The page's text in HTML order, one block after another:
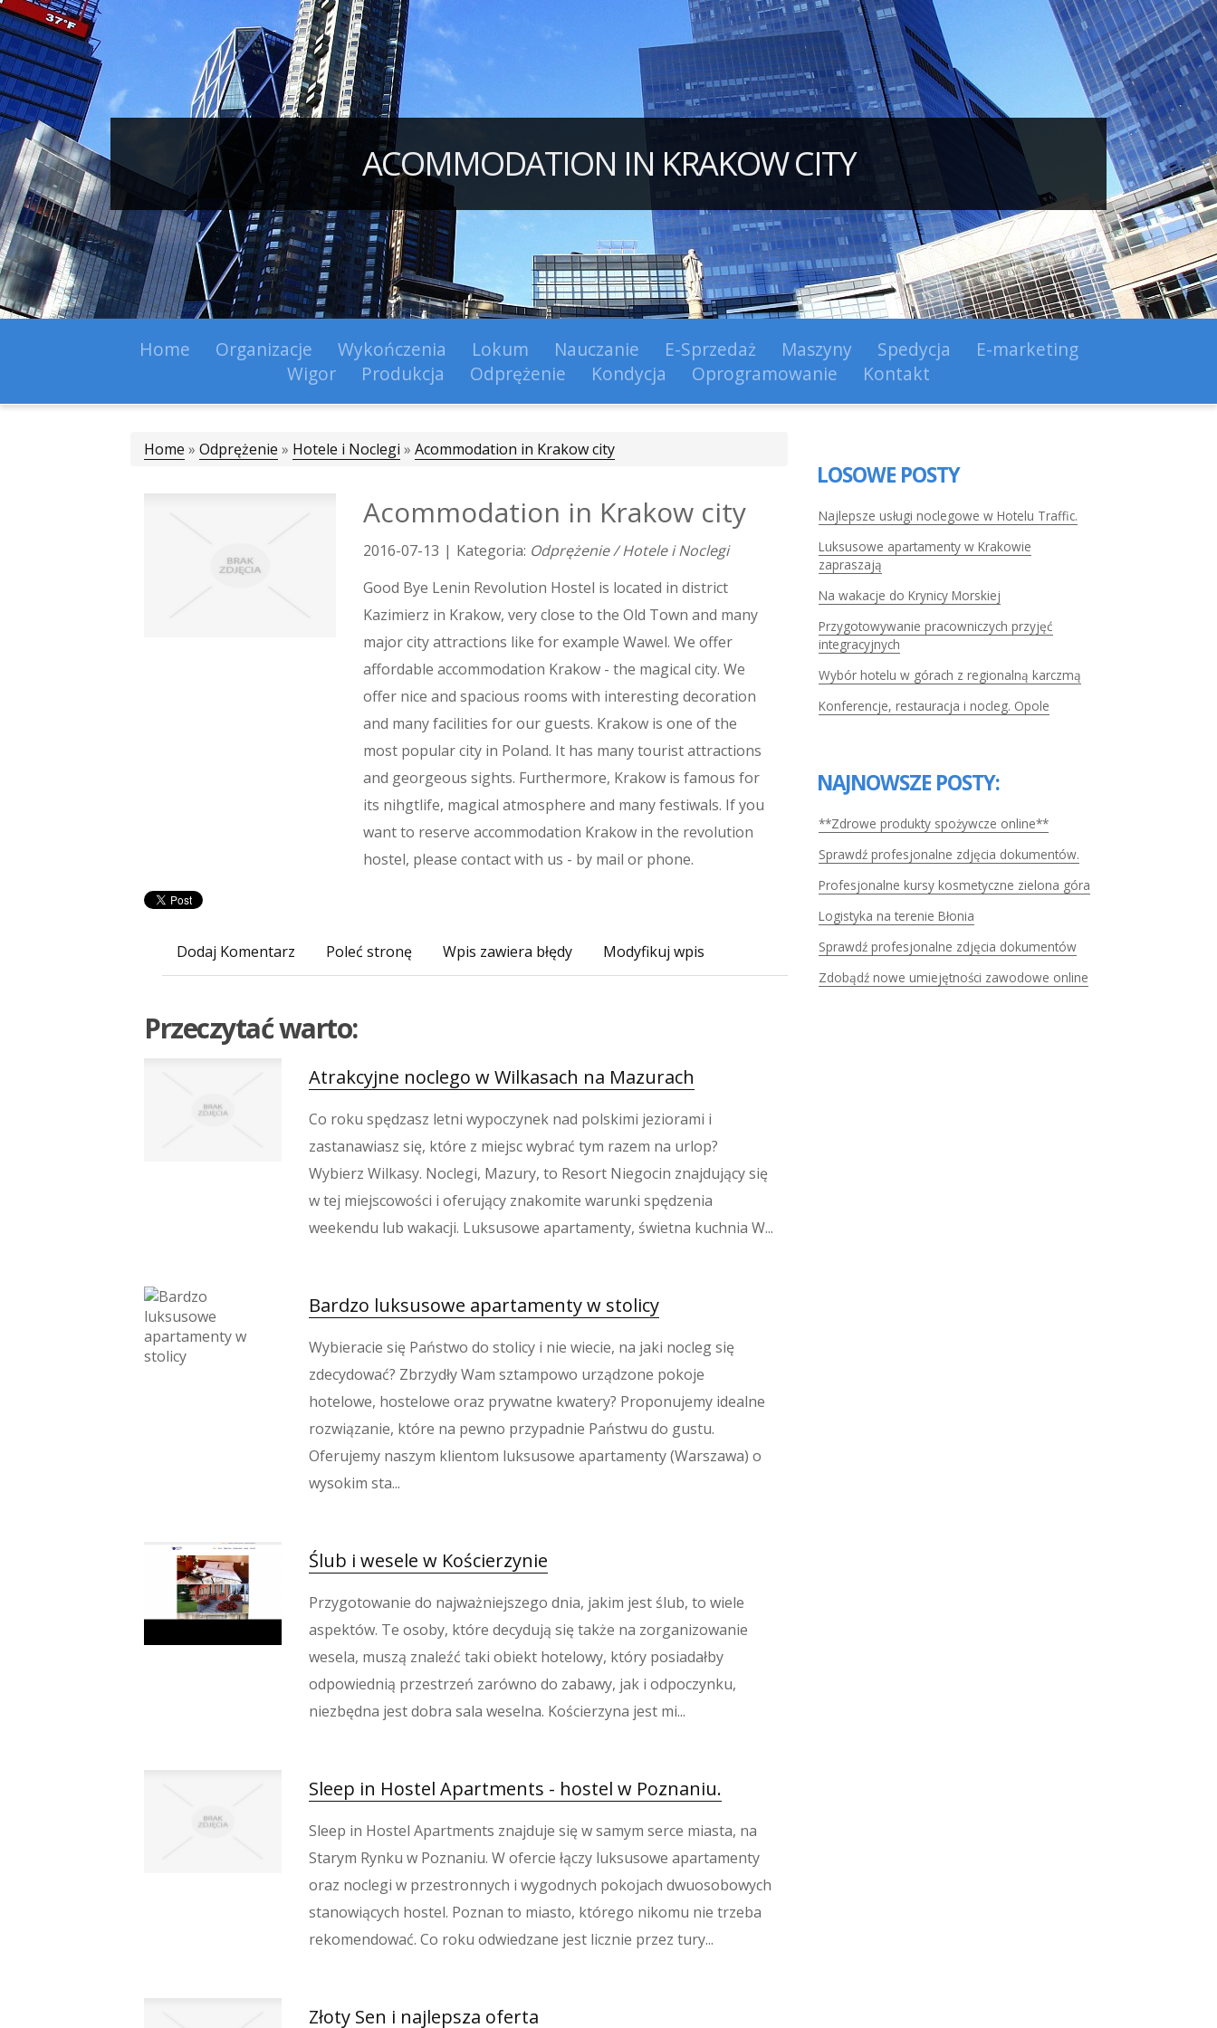
ACOMMODATION IN KRAKOW CITY
Home Organizacje Wykończenia Lokum Nauczanie E-Sprzedaż Maszyny Spedycja
E-marketing
Wigor
Produkcja Odprężenie Kondycja Oprogramowanie Kontakt
Home » Odprężenie » Hotele i Noclegi » Acommodation in Krakow city
Acommodation in Krakow city
2016-07-13 | Kategoria: Odprężenie / Hotele i Noclegi
Good Bye Lenin Revolution Hostel is located in district
Kazimierz in Krakow, very close to the Old Town and many
major city attractions like for example Wawel. We offer
affordable accommodation Krakow - the magical city. We
offer nice and spacious rooms with interesting decoration
and many facilities for our guests. Krakow is one of the
most popular city in Poland. It has many tourist attractions
and georgeous sights. Furthermore, Krakow is famous for
its nihgtlife, magical atmosphere and many festiwals. If you
want to reserve accommodation Krakow in the revolution
hostel, please contact with us - by mail or phone.
Dodaj Komentarz Poleć stronę Wpis zawiera błędy Modyfikuj wpis
Przeczytać warto:
Atrakcyjne noclego w Wilkasach na Mazurach
Co roku spędzasz letni wypoczynek nad polskimi jeziorami i
zastanawiasz się, które z miejsc wybrać tym razem na urlop?
Wybierz Wilkasy. Noclegi, Mazury, to Resort Niegocin znajdujący się
w tej miejscowości i oferujący znakomite warunki spędzenia
weekendu lub wakacji. Luksusowe apartamenty, świetna kuchnia W...
Bardzo luksusowe apartamenty w stolicy
Wybieracie się Państwo do stolicy i nie wiecie, na jaki nocleg się
zdecydować? Zbrzydły Wam sztampowo urządzone pokoje
hotelowe, hostelowe oraz prywatne kwatery? Proponujemy idealne
rozwiązanie, które na pewno przypadnie Państwu do gustu.
Oferujemy naszym klientom luksusowe apartamenty (Warszawa) o
wysokim sta...
Ślub i wesele w Kościerzynie
Przygotowanie do najważniejszego dnia, jakim jest ślub, to wiele
aspektów. Te osoby, które decydują się także na zorganizowanie
wesela, muszą znaleźć taki obiekt hotelowy, który posiadałby
odpowiednią przestrzeń zarówno do zabawy, jak i odpoczynku,
niezbędna jest dobra sala weselna. Kościerzyna jest mi...
Sleep in Hostel Apartments - hostel w Poznaniu.
Sleep in Hostel Apartments znajduje się w samym serce miasta, na
Starym Rynku w Poznaniu. W ofercie łączy luksusowe apartamenty
oraz noclegi w przestronnych i wygodnych pokojach dwuosobowych
stanowiących hostel. Poznan to miasto, którego nikomu nie trzeba
rekomendować. Co roku odwiedzane jest licznie przez tury...
Złoty Sen i najlepsza oferta
LOSOWE POSTY
Najlepsze usługi noclegowe w Hotelu Traffic.
Luksusowe apartamenty w Krakowie
zapraszają
Na wakacje do Krynicy Morskiej
Przygotowywanie pracowniczych przyjęć
integracyjnych
Wybór hotelu w górach z regionalną karczmą
Konferencje, restauracja i nocleg. Opole
NAJNOWSZE POSTY:
**Zdrowe produkty spożywcze online**
Sprawdź profesjonalne zdjęcia dokumentów.
Profesjonalne kursy kosmetyczne zielona góra
Logistyka na terenie Błonia
Sprawdź profesjonalne zdjęcia dokumentów
Zdobądź nowe umiejętności zawodowe online